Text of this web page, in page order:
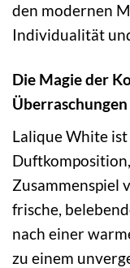
den modernen
Individualität
Die Magie der
Überraschungen
Lalique White
Zusammenspiel
frische,
nach einer
zu einem